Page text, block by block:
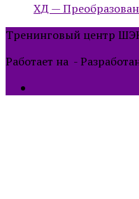
ХД —
Тренинговый центр
Работает на -